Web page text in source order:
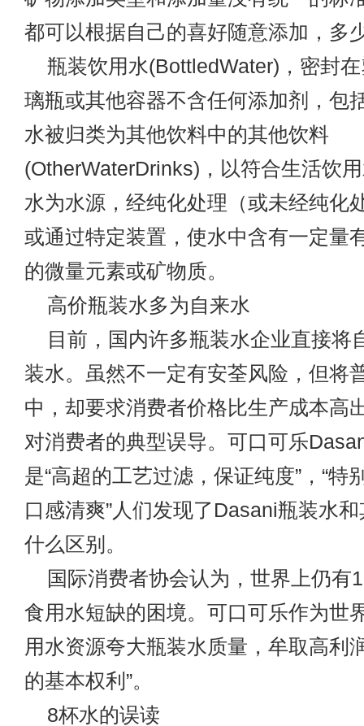
都可以根据自己的喜好随意添加，多
瓶装饮用水(BottledWater)，密封
璃瓶或其他容器不含任何添加剂，包
水被归类为其他饮料中的其他饮料
(OtherWaterDrinks)，以符合生活饮
水为水源，经纯化处理（或未经纯化
或通过特定装置，使水中含有一定量
的微量元素或矿物质。
高价瓶装水多为自来水
目前，国内许多瓶装水企业直接将
装水。虽然不一定有安荃风险，但将
中，却要求消费者价格比生产成本高
对消费者的典型误导。可口可乐
是“高超的工艺过滤，保证纯度”，“特
口感清爽”人们发现了Dasani瓶装水
什么区别。
国际消费者协会认为，世界上仍有
食用水短缺的困境。可口可乐作为世
用水资源夸大瓶装水质量，牟取高利
的基本权利”。
8杯水的误读